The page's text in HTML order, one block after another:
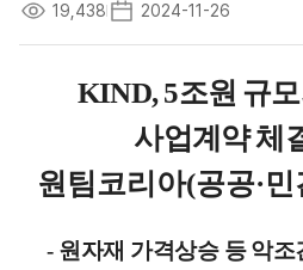
19,438 2024-11-26
KIND, 5조원 규
사업계약 체
원팀코리아(공공·민
- 원자재 가격상승 등 악